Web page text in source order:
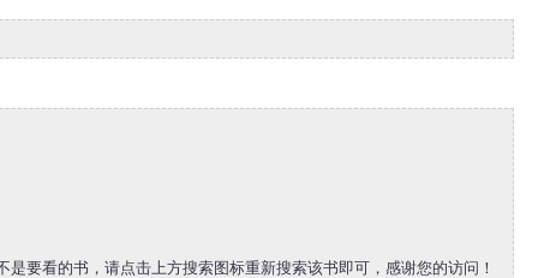
要看的书，请点击上方搜索图标重新搜索该书即可，感谢您的访问！